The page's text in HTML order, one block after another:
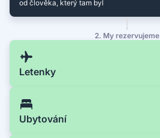
od člověka, který tam byl
2. My rezervujeme
Letenky
Ubytování